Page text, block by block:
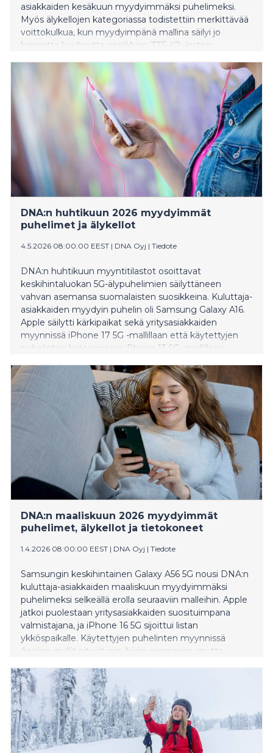
asiakkaiden kesäkuun myydyimmäksi puhelimeksi.
Myös älykellojen kategoriassa todistettiin merkittävää
voittokulkua, kun myydyimpänä mallina säilyi jo
kolmatta kuukautta peräkkäin ZTE K2 -lasten
kärkipaikan nappasi puolestaan Acer Chromebook 314.
DNA:n huhtikuun 2026 myydyimmät
puhelimet ja älykellot
4.5.2026 08:00:00 EEST | DNA Oyj | Tiedote
DNA:n huhtikuun myyntitilastot osoittavat
keskihintaluokan 5G-älypuhelimien säilyttäneen
vahvan asemansa suomalaisten suosikkeina. Kuluttaja-
asiakkaiden myydyin puhelin oli Samsung Galaxy A16.
Apple säilytti kärkipaikat sekä yritysasiakkaiden
myynnissä iPhone 17 5G -mallillaan että käytettyjen
puhelinten kategoriassa iPhone 13 5G -mallillaan.
kellopuhelin.
DNA:n maaliskuun 2026 myydyimmät
puhelimet, älykellot ja tietokoneet
1.4.2026 08:00:00 EEST | DNA Oyj | Tiedote
Samsungin keskihintainen Galaxy A56 5G nousi DNA:n
kuluttaja-asiakkaiden maaliskuun myydyimmäksi
puhelimeksi selkeällä erolla seuraaviin malleihin. Apple
jatkoi puolestaan yritysasiakkaiden suosituimpana
valmistajana, ja iPhone 16 5G sijoittui listan
ykköspaikalle. Käytettyjen puhelinten myynnissä
Applen mallit pitivät niin ikään asemansa, mutta
yllättäjäksi. Maaliskuun ostetuin älykello oli Apple
Watch Series 11 (GPS). Tietokoneissa ensimmäisen
kvartaalin myydyin malli oli Acer Aspire Lite 14.